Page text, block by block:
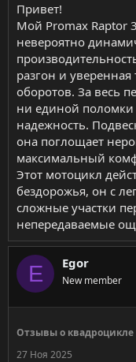
Привет!
Мой Promax Raptor
невероятно
разгон и
оборотов. За весь
ни единой
надежность.
она поглощает
максимальный
Этот мотоцикл
бездорожья, он с
сложные участки
непередаваемые
E Egor
New member
Отзывы о квадроцикле
27 Ноя 2025